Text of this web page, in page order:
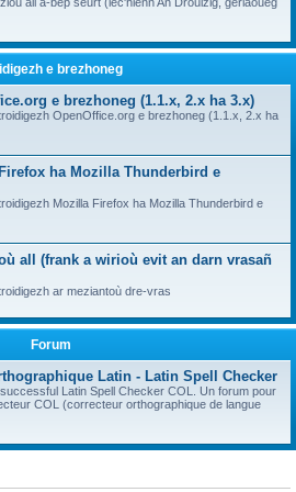
e brezhoneg
e brezhoneg (1.1.x, 2.x ha 3.x)
OpenOffice.org e brezhoneg (1.1.x, 2.x ha
ha Mozilla Thunderbird e
Mozilla Firefox ha Mozilla Thunderbird e
all (frank a wirioù evit an darn vrasañ
ar meziantoù dre-vras
Forum
Latin - Latin Spell Checker
Latin Spell Checker COL. Un forum pour
COL (correcteur orthographique de langue